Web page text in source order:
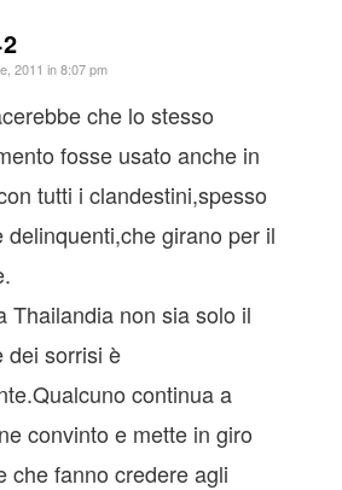
2011 in 8:07 pm
che lo stesso
fosse usato anche in
tutti i clandestini,spesso
delinquenti,che girano per il
Thailandia non sia solo il
dei sorrisi è
continua a
convinto e mette in giro
che fanno credere agli